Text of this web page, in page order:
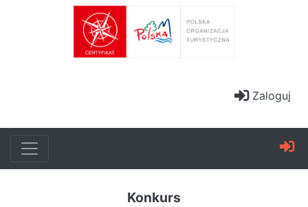
Zaloguj
Konkurs